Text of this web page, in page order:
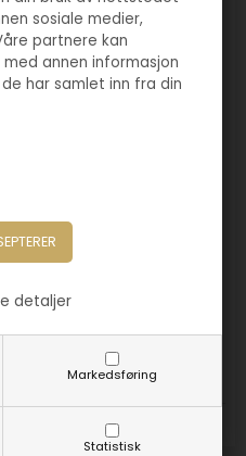
sosiale medier,
partnere kan
annen informasjon
har samlet inn fra din
Markedsføring
Statistisk
detaljer
Memo 90mm